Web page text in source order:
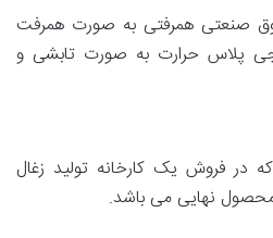
صنعتی همرفتی به صورت همرفت
پلاس حرارت به صورت تابشی و
در فروش یک کارخانه تولید زغال
محصول نهایی می باشد.